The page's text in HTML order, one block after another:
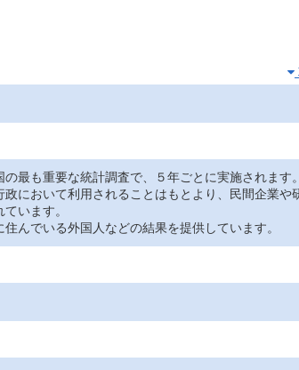
最も重要な統計調査で、５年ごとに実施されます
において利用されることはもとより、民間企業や
います。
んでいる外国人などの結果を提供しています。